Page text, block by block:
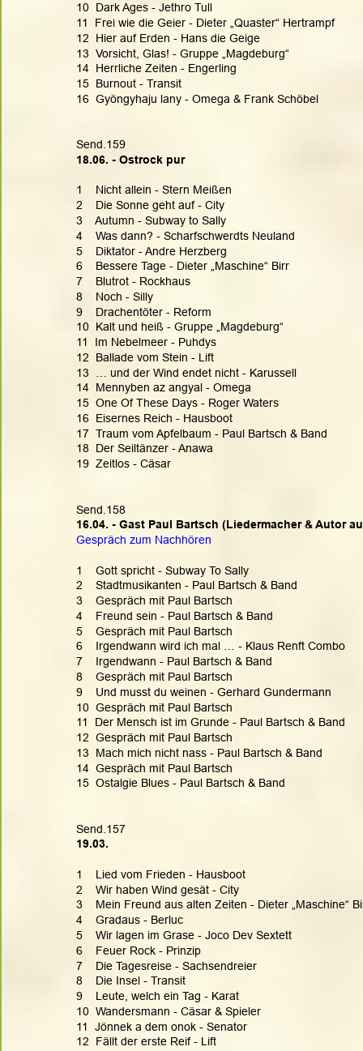
10  Dark Ages - Jethro Tull
11  Frei wie die Geier - Dieter „Quaster“ Hertrampf
12  Hier auf Erden - Hans die Geige
13  Vorsicht, Glas! - Gruppe „Magdeburg“
14  Herrliche Zeiten - Engerling
15  Burnout - Transit
16  Gyöngyhaju lany - Omega & Frank Schöbel
Send.159
18.06. - Ostrock pur
1    Nicht allein - Stern Meißen
2    Die Sonne geht auf - City
3    Autumn - Subway to Sally
4    Was dann? - Scharfschwerdts Neuland
5    Diktator - Andre Herzberg
6    Bessere Tage - Dieter „Maschine“ Birr
7    Blutrot - Rockhaus
8    Noch - Silly
9    Drachentöter - Reform
10  Kalt und heiß - Gruppe „Magdeburg“
11  Im Nebelmeer - Puhdys
12  Ballade vom Stein - Lift
13  … und der Wind endet nicht - Karussell
14  Mennyben az angyal - Omega
15  One Of These Days - Roger Waters
16  Eisernes Reich - Hausboot
17  Traum vom Apfelbaum - Paul Bartsch & Band
18  Der Seiltänzer - Anawa
19  Zeitlos - Cäsar
Send.158
16.04. - Gast Paul Bartsch (Liedermacher & Autor
Gespräch zum Nachhören
1    Gott spricht - Subway To Sally
2    Stadtmusikanten - Paul Bartsch & Band
3    Gespräch mit Paul Bartsch
4    Freund sein - Paul Bartsch & Band
5    Gespräch mit Paul Bartsch
6    Irgendwann wird ich mal … - Klaus Renft Combo
7    Irgendwann - Paul Bartsch & Band
8    Gespräch mit Paul Bartsch
9    Und musst du weinen - Gerhard Gundermann
10  Gespräch mit Paul Bartsch
11  Der Mensch ist im Grunde - Paul Bartsch & Band
12  Gespräch mit Paul Bartsch
13  Mach mich nicht nass - Paul Bartsch & Band
14  Gespräch mit Paul Bartsch
15  Ostalgie Blues - Paul Bartsch & Band
Send.157
19.03.
1    Lied vom Frieden - Hausboot
2    Wir haben Wind gesät - City
3    Mein Freund aus alten Zeiten - Dieter „Maschine“
4    Gradaus - Berluc
5    Wir lagen im Grase - Joco Dev Sextett
6    Feuer Rock - Prinzip
7    Die Tagesreise - Sachsendreier
8    Die Insel - Transit
9    Leute, welch ein Tag - Karat
10  Wandersmann - Cäsar & Spieler
11  Jönnek a dem onok - Senator
12  Fällt der erste Reif - Lift